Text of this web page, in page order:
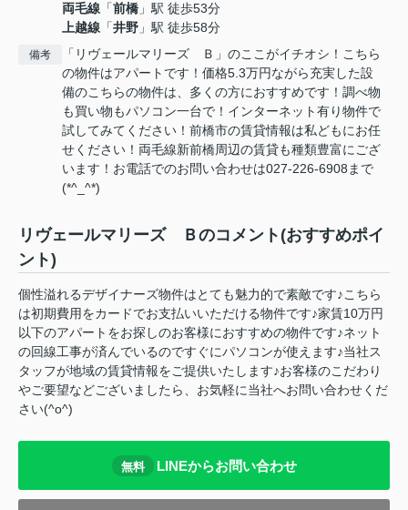
両毛線 「前橋 」駅 徒歩53分
上越線 「井野 」駅 徒歩58分
備考
「リヴェールマリーズ Ｂ」のここがイチオシ！こちら
の物件はアパートです！価格5.3万円ながら充実した設
備のこちらの物件は、多くの方におすすめです！調べ物
も買い物もパソコン一台で！インターネット有り物件で
試してみてください！前橋市の賃貸情報は私どもにお任
せください！両毛線新前橋周辺の賃貸も種類豊富にござ
います！お電話でのお問い合わせは027-226-6908まで
(*^_^*)
リヴェールマリーズ Ｂのコメント(おすすめポイ
ント)
個性溢れるデザイナーズ物件はとても魅力的で素敵です♪こちら
は初期費用をカードでお支払いいただける物件です♪家賃10万円
以下のアパートをお探しのお客様におすすめの物件です♪ネット
の回線工事が済んでいるのですぐにパソコンが使えます♪当社ス
タッフが地域の賃貸情報をご提供いたします♪お客様のこだわり
やご要望などございましたら、お気軽に当社へお問い合わせくだ
さい(^o^)
無料 LINEからお問い合わせ